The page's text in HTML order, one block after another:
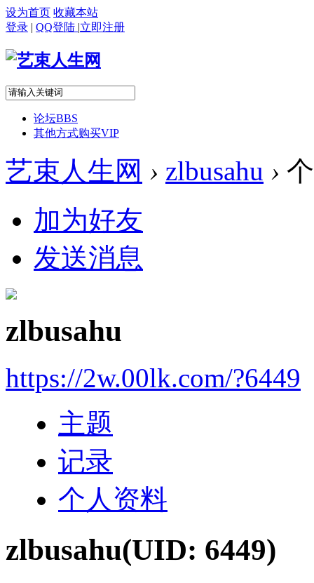
设为首页 收藏本站
登录 | QQ登陆 |立即注册
论坛BBS
其他方式购买VIP
艺束人生网 › zlbusahu ›
加为好友
发送消息
zlbusahu
https://2w.00lk.com/?6449
主题
记录
个人资料
zlbusahu(UID: 6449)